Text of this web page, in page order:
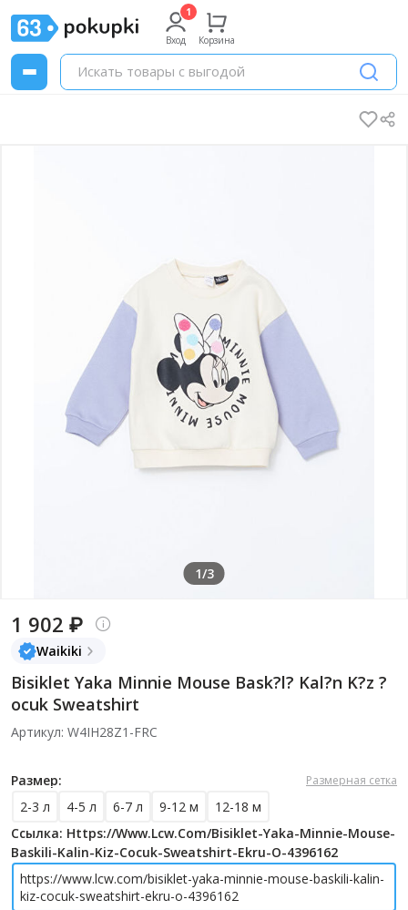
Вход Корзина
1/3
1 902 ₽
Waikiki
Bisiklet Yaka Minnie Mouse Bask?l? Kal?n K?z ?
ocuk Sweatshirt
Артикул: W4IH28Z1-FRC
Размер: Размерная сетка
2-3 л 4-5 л 6-7 л 9-12 м
12-18 м
Ссылка: Https://www.lcw.com/bisiklet-Yaka-Minnie-Mouse-
Baskili-Kalin-Kiz-Cocuk-Sweatshirt-Ekru-O-4396162
https://www.lcw.com/bisiklet-yaka-minnie-mouse-baskili-kalin-
kiz-cocuk-sweatshirt-ekru-o-4396162